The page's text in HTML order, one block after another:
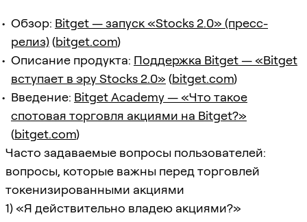
Обзор: Bitget — запуск «Stocks 2.0» (пресс-
релиз)(bitget.com)
Описание продукта: Поддержка Bitget — «Bitget
вступает в эру Stocks 2.0» (bitget.com)
Введение: Bitget Academy — «Что такое
спотовая торговля акциями на Bitget?»
(bitget.com)
Часто задаваемые вопросы пользователей:
вопросы, которые важны перед торговлей
токенизированными акциями
1) «Я действительно владею акциями?»